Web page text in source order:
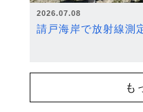
2026.07.08
請戸海岸で放射線測
も